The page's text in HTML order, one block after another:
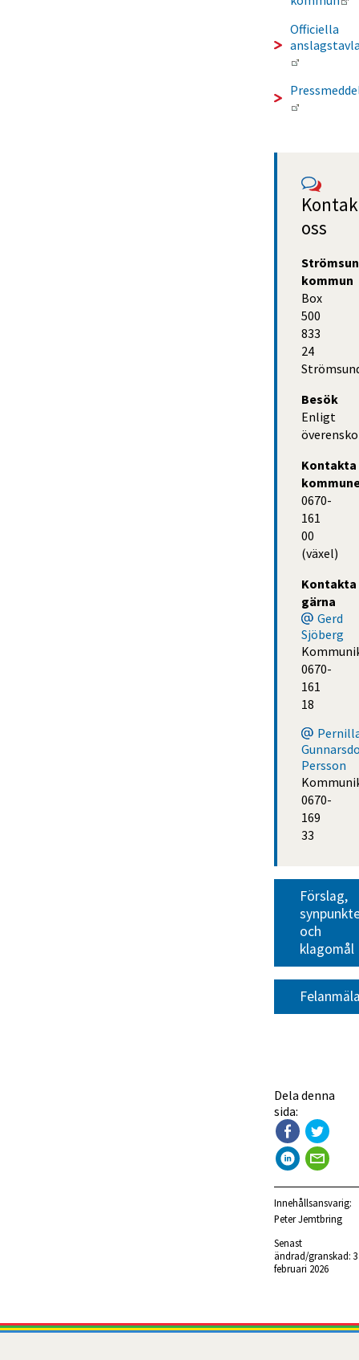
Officiella
oss
kommun
Box
500
833
24
Besök
Enligt
Kontakta
0670-
161
00
(växel)
Kontakta
gärna
Gerd
Sjöberg
0670-
161
18
Persson
0670-
169
33
Förslag,
och
klagomål
Dela denna
sida:
Innehållsansvarig:
Peter Jemtbring
Senast
ändrad/granskad: 3
februari 2026